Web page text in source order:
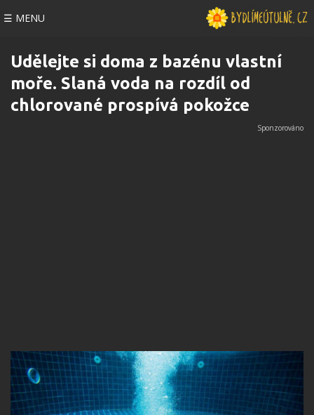
☰ MENU
Udělejte si doma z bazénu vlastní
moře. Slaná voda na rozdíl od
chlorované prospívá pokožce